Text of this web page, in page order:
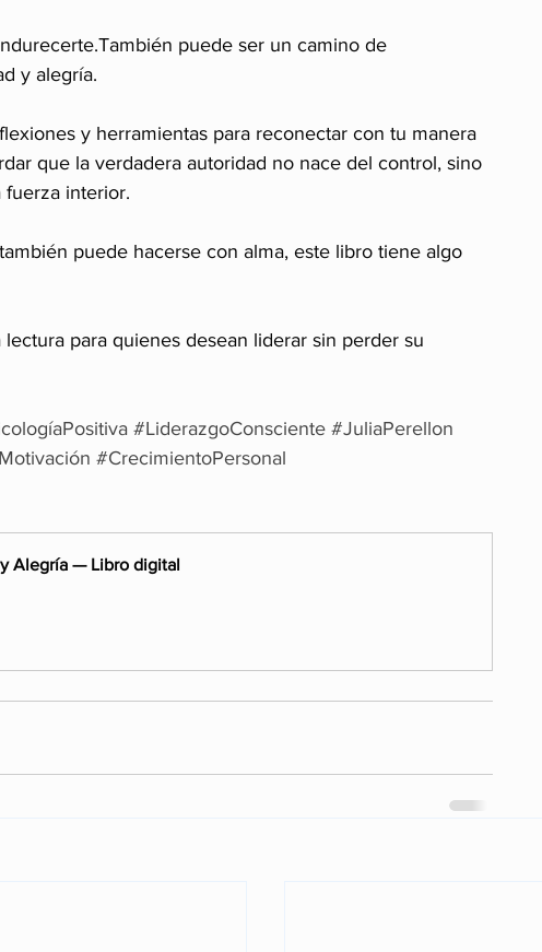
puede ser un camino de
y alegría.
y herramientas para reconectar con tu manera
que la verdadera autoridad no nace del control, sino
fuerza interior.
puede hacerse con alma, este libro tiene algo
lectura para quienes desean liderar sin perder su
#LiderazgoConsciente #JuliaPerellon
#CrecimientoPersonal
Alegría — Libro digital